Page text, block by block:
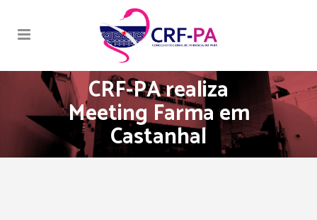
CRF-PA realiza
Meeting Farma em
Castanhal